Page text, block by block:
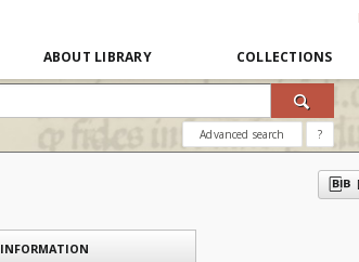
ABOUT LIBRARY COLLECTIONS
Advanced search ?
INFORMATION